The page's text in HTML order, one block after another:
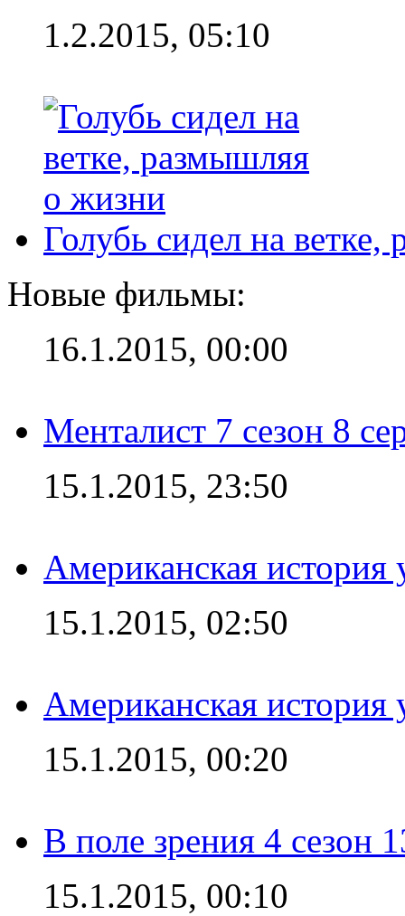
1.2.2015, 05:10
Голубь сидел на
Новые фильмы:
16.1.2015, 00:00
Менталист 7 сезон 8
15.1.2015, 23:50
Американская история
15.1.2015, 02:50
Американская история
15.1.2015, 00:20
В поле зрения 4 сезон
15.1.2015, 00:10